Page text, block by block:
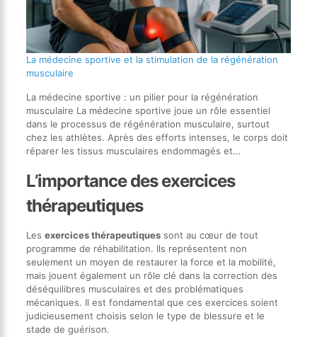
La médecine sportive et la stimulation de la régénération
musculaire
La médecine sportive : un pilier pour la régénération
musculaire La médecine sportive joue un rôle essentiel
dans le processus de régénération musculaire, surtout
chez les athlètes. Après des efforts intenses, le corps doit
réparer les tissus musculaires endommagés et…
L’importance des exercices
thérapeutiques
Les exercices thérapeutiquessont au cœur de tout
programme de réhabilitation. Ils représentent non
seulement un moyen de restaurer la force et la mobilité,
mais jouent également un rôle clé dans la correction des
déséquilibres musculaires et des problématiques
mécaniques. Il est fondamental que ces exercices soient
judicieusement choisis selon le type de blessure et le
stade de guérison.